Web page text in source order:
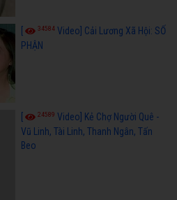
34584 Video] Cải Lương Xã Hội: SỐ
PHẬN
24589 Video] Kẻ Chợ Người Quê -
Vũ Linh, Tài Linh, Thanh Ngân, Tấn
Beo